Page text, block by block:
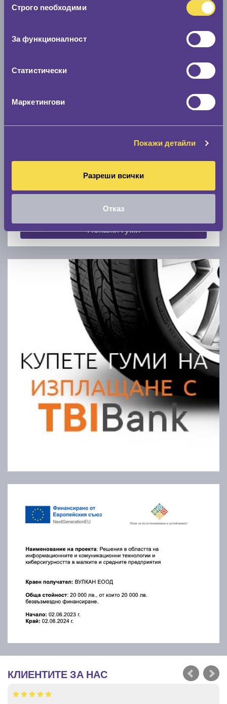
наСтрого nеобходими
За функционалност
Статистически
Маркетингови
Покажи детайли
Разреши всички
Отказ
Скоростомер при 100
По марка автомобил
Покажи гуми
КЛИЕНТИТЕ ЗА НАС